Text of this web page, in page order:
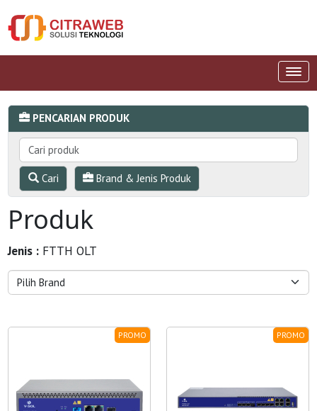
PENCARIAN PRODUK
Cari Brand & Jenis Produk
Produk
Jenis : FTTH OLT
PROMO PROMO